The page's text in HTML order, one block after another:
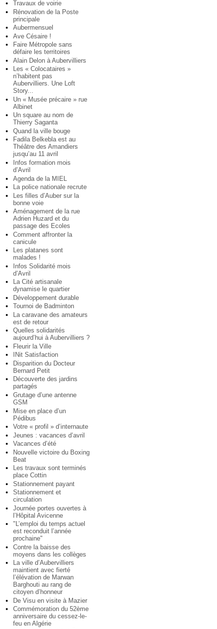
Travaux de voirie
Rénovation de la Poste
principale
Aubermensuel
Ave Césaire !
Faire Métropole sans
défaire les territoires
Alain Delon à Aubervilliers
Les « Colocataires »
n’habitent pas
Aubervilliers. Une Loft
Story...
Un « Musée précaire » rue
Albinet
Un square au nom de
Thierry Saganta
Quand la ville bouge
Fadila Belkebla est au
Théâtre des Amandiers
jusqu’au 11 avril
Infos formation mois
d’Avril
Agenda de la MIEL
La police nationale recrute
Les filles d’Auber sur la
bonne voie
Aménagement de la rue
Adrien Huzard et du
passage des Ecoles
Comment affronter la
canicule
Les platanes sont
malades !
Infos Solidarité mois
d’Avril
La Cité artisanale
dynamise le quartier
Développement durable
Tournoi de Badminton
La caravane des amateurs
est de retour
Quelles solidarités
aujourd’hui à Aubervilliers ?
Fleurir la Ville
INit Satisfaction
Disparition du Docteur
Bernard Petit
Découverte des jardins
partagés
Grutage d’une antenne
GSM
Mise en place d’un
Pédibus
Votre « profil » d’internaute
Jeunes : vacances d’avril
Vacances d’été
Nouvelle victoire du Boxing
Beat
Les travaux sont terminés
place Cottin
Stationnement payant
Stationnement et
circulation
Journée portes ouvertes à
l’Hôpital Avicenne
"L’emploi du temps actuel
est reconduit l’année
prochaine"
Contre la baisse des
moyens dans les collèges
La ville d’Aubervilliers
maintient avec fierté
l’élévation de Marwan
Barghouti au rang de
citoyen d’honneur
De Visu en visite à Mazier
Commémoration du 52ème
anniversaire du cessez-le-
feu en Algérie